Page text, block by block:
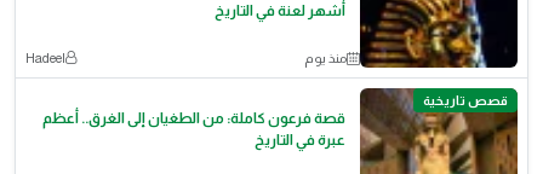
أشهر لعنة في التاريخ
منذ يوم Hadeel
قصص تاريخية
قصة فرعون كاملة: من الطغيان إلى الغرق.. أعظم
عبرة في التاريخ